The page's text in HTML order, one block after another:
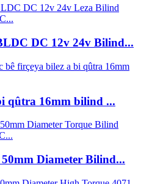
DC 12v 24v Bilind...
qûtra 16mm bilind ...
Diameter Bilind...